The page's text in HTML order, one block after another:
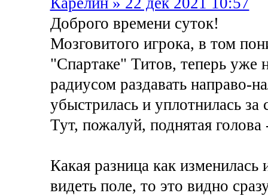
Доброго времени суток!
Мозговитого игрока, в том
"Спартаке" Титов, теперь уже
радиусом раздавать направо-
убыстрилась и уплотнилась за
Тут, пожалуй, поднятая
Какая разница как изменилась
видеть поле, то это видно